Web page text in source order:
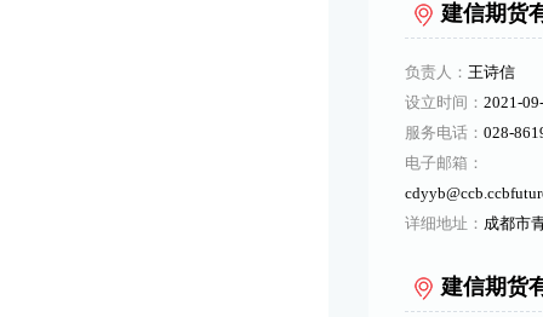
建信期货
负责人： 王诗信
设立时间： 2021-
服务电话： 028-
电子邮箱：
详细地址： 成都市
建信期货